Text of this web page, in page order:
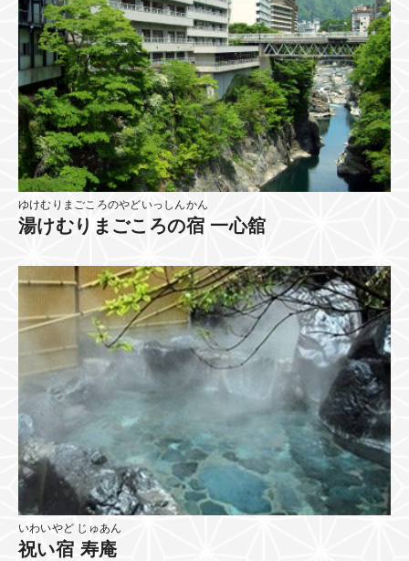
ゆけむりまごころのやどいっしんかん
湯けむりまごころの宿 一心舘
いわいやど じゅあん
祝い宿 寿庵